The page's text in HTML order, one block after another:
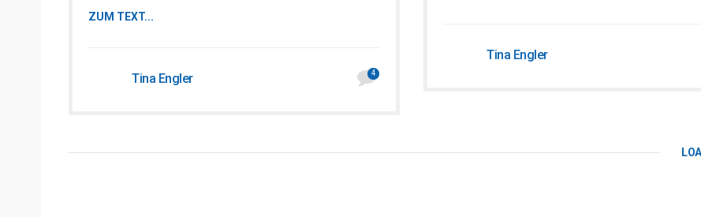
ZUM TEXT...
Tina Engler 4
Tina Engler